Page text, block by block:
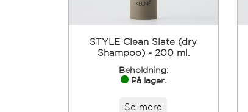
STYLE Clean Slate (dry
Shampoo) - 200 ml.
Beholdning:
På lager.
Se mere